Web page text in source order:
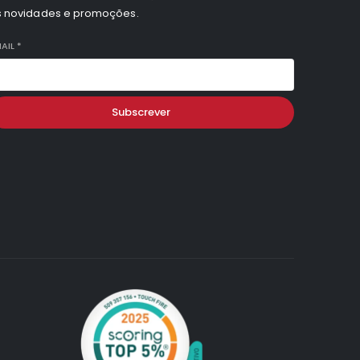
novidades e promoções.
*
Subscrever